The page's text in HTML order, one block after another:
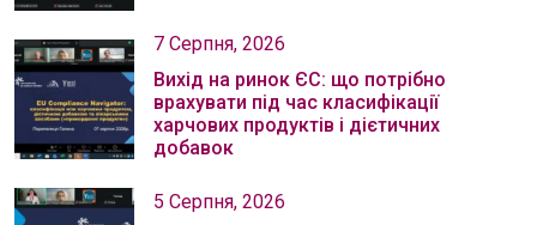
7 Серпня, 2026
Вихід на ринок ЄС: що потрібно
врахувати під час класифікації
харчових продуктів і дієтичних
добавок
5 Серпня, 2026